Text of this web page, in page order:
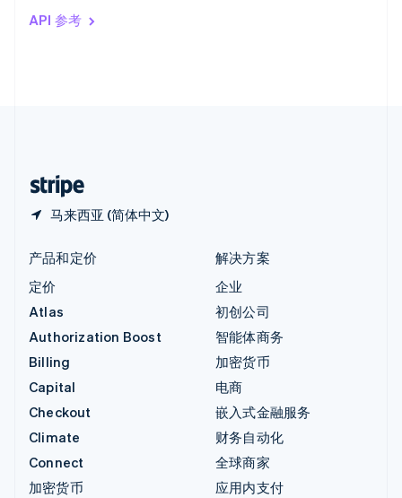
API 参考
马来西亚 (简体中文)
印度
English
产品和定价
定价
Atlas
Authorization Boost
Billing
Capital
Checkout
Climate
Connect
加密货币
解决方案
企业
初创公司
智能体商务
加密货币
电商
嵌入式金融服务
财务自动化
全球商家
应用内支付